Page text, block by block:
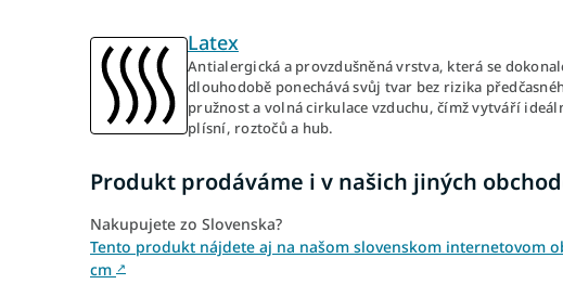
Latex
Antialergická a provzdušněná vrstva, která se
dlouhodobě ponechává svůj tvar bez rizika
pružnost a volná cirkulace vzduchu, čímž vytváří
plísní, roztočů a hub.
Produkt prodáváme i v našich jiných
Nakupujete zo Slovenska?
Tento produkt nájdete aj na našom slovenskom internetovom
cm ↗